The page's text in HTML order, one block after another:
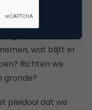
zet Tufekci haar
spierkracht, onze
eens onze
wat blijft er
Richten we
gronde?
pleidooi dat we